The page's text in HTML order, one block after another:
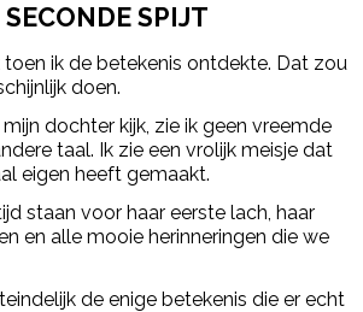
SPIJT
toen ik de betekenis ontdekte. Dat zou
doen.
mijn dochter kijk, zie ik geen vreemde
taal. Ik zie een vrolijk meisje dat
eigen heeft gemaakt.
staan voor haar eerste lach, haar
en alle mooie herinneringen die we
de enige betekenis die er echt